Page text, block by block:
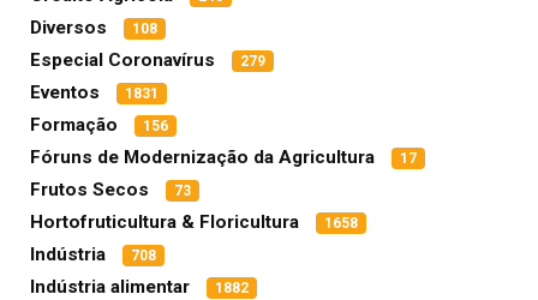
Diversos 108
Especial Coronavírus 279
Eventos 1831
Formação 156
Fóruns de Modernização da Agricultura 17
Frutos Secos 73
Hortofruticultura & Floricultura 1658
Indústria 708
Indústria alimentar 1882